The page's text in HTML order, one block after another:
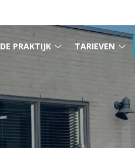
DE PRAKTIJK TARIEVEN